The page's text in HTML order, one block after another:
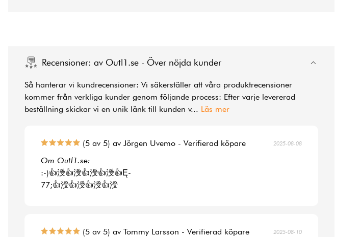
Recensioner: av Outl1.se - Över nöjda kunder
Så hanterar vi kundrecensioner: Vi säkerställer att våra produktrecensioner
kommer från verkliga kunder genom följande process: Efter varje levererad
beställning skickar vi en unik länk till kunden v... Läs mer
(5 av 5) av Jörgen Uvemo - Verifierad köpare 2025-08-08
Om Outl1.se:
:-)👍涭👍涭👍涭👍涭👍Ę-
77;👍涭👍涭👍涭👍涭
(5 av 5) av Tommy Larsson - Verifierad köpare 2025-08-10